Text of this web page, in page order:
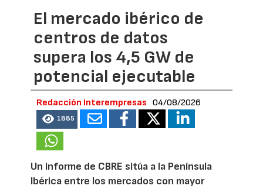
El mercado ibérico de
centros de datos
supera los 4,5 GW de
potencial ejecutable
Redacción Interempresas 04/08/2026
1885
Un informe de CBRE sitúa a la Península
Ibérica entre los mercados con mayor